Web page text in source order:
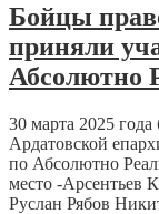
Бойцы
приняли
Абсолютно
30 марта 2025
Ардатовской
по Абсолютно
место -Арсентьев
Руслан Рябов